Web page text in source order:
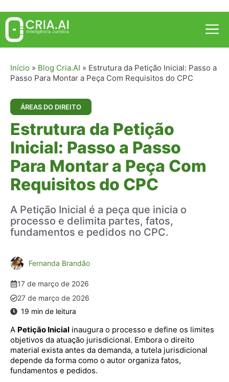
Pular
para
conteúdo
Início » Blog Cria.AI » Estrutura da Petição Inicial: Passo a
Passo Para Montar a Peça Com Requisitos do CPC
ÁREAS DO DIREITO
Estrutura da Petição
Inicial: Passo a Passo
Para Montar a Peça Com
Requisitos do CPC
A Petição Inicial é a peça que inicia o
processo e delimita partes, fatos,
fundamentos e pedidos no CPC.
Fernanda Brandão
17 de março de 2026
27 de março de 2026
A Petição Inicial inaugura o processo e define os limites
objetivos da atuação jurisdicional. Embora o direito
material exista antes da demanda, a tutela jurisdicional
depende da forma como o autor organiza fatos,
fundamentos e pedidos.